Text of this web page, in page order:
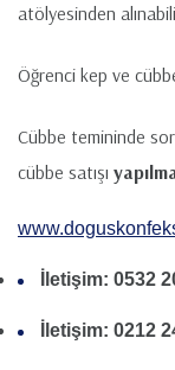
atölyesinden
Öğrenci kep ve
Cübbe temininde
cübbe satışı
İletişim: 0532
İletişim: 0212